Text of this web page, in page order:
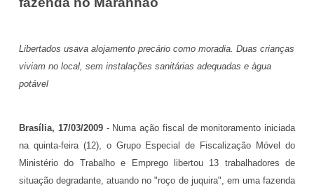
Libertados usava alojamento precário como moradia. Duas crianças
viviam no local, sem instalações sanitárias adequadas e àgua
potável
Brasília, 17/03/2009- Numa ação fiscal de monitoramento iniciada
na quinta-feira (12), o Grupo Especial de Fiscalização Móvel do
Ministério do Trabalho e Emprego libertou 13 trabalhadores de
situação degradante, atuando no "roço de juquira", em uma fazenda